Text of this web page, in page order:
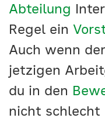
Abteilung
Regel ein
Auch wenn
jetzigen
du in den
nicht schlecht